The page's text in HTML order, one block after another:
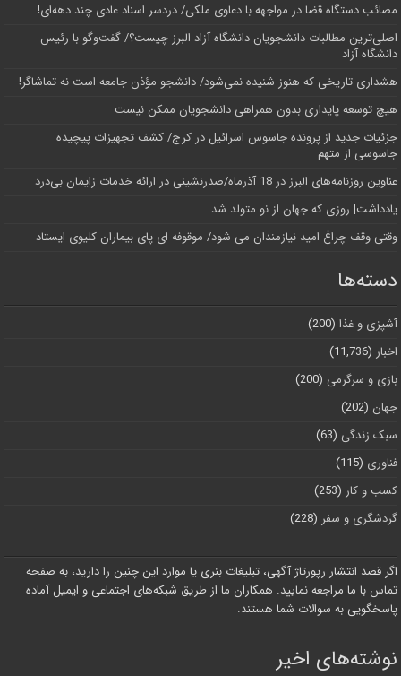
مصائب دستگاه قضا در مواجهه با دعاوی ملکی/ دردسر اسناد عادی چند‌ دهه‌ای!
اصلی‌ترین مطالبات دانشجویان دانشگاه آزاد البرز چیست؟/ گفت‌وگو با رئیس
دانشگاه آز‌اد
هشداری تاریخی که هنوز شنیده نمی‌شود/ دانشجو مؤذن جامعه است نه تماشاگر!
هیچ توسعه پایداری بدون همراهی دانشجویان ممکن نیست
جزئیات جدید از پرونده جاسوس اسرائیل در کرج/‌ کشف تجهیزات پیچیده
جاسوسی از متهم
عناوین روزنامه‌های البرز در ‌18 آذرماه/صدرنشینی در ارائه خدمات زایمان بی‌درد
یادداشت| روزی که جهان از نو متولد شد
وقتی وقف چراغ امید نیازمندان می شود/ موقوفه ای پای بیماران کلیوی ایستاد
دسته‌ها
آشپزی و غذا (200)
اخبار (11,736)
بازی و سرگرمی (200)
جهان (202)
سبک زندگی (63)
فناوری (115)
کسب و کار (253)
گردشگری و سفر (228)
اگر قصد انتشار رپورتاژ آگهی، تبلیغات بنری یا موارد این چنین را دارید، به صفحه
تماس با ما مراجعه نمایید. همکاران ما از طریق شبکه‌های اجتماعی و ایمیل آماده
پاسخگویی به سوالات شما هستند.
نوشته‌های اخیر